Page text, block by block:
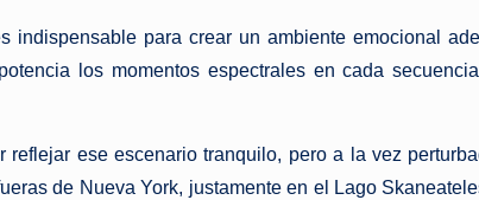
indispensable para crear un ambiente emocional
los momentos espectrales en cada
ese escenario tranquilo, pero a la vez
de Nueva York, justamente en el Lago